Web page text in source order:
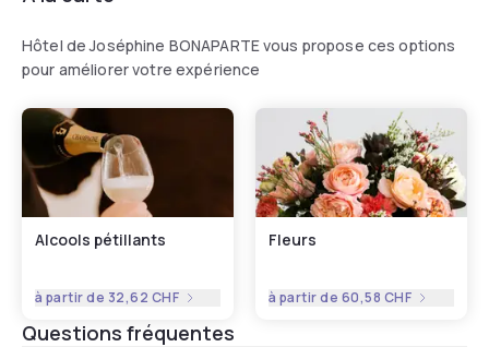
Hôtel de Joséphine BONAPARTE vous propose ces options
pour améliorer votre expérience
Alcools pétillants
à partir de 32,62 CHF
Fleurs
à partir de 60,58 CHF
Questions fréquentes